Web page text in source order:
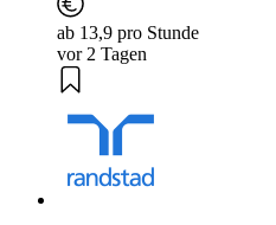
ab 13,9 pro Stunde
vor 2 Tagen